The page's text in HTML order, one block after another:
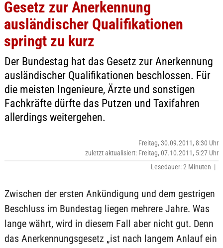
Gesetz zur Anerkennung
ausländischer Qualifikationen
springt zu kurz
Der Bundestag hat das Gesetz zur Anerkennung
ausländischer Qualifikationen beschlossen. Für
die meisten Ingenieure, Ärzte und sonstigen
Fachkräfte dürfte das Putzen und Taxifahren
allerdings weitergehen.
Freitag, 30.09.2011, 8:30 Uhr
zuletzt aktualisiert: Freitag, 07.10.2011, 5:27 Uhr
Lesedauer: 2 Minuten |
Zwischen der ersten Ankündigung und dem gestrigen
Beschluss im Bundestag liegen mehrere Jahre. Was
lange währt, wird in diesem Fall aber nicht gut. Denn
das Anerkennungsgesetz „ist nach langem Anlauf ein